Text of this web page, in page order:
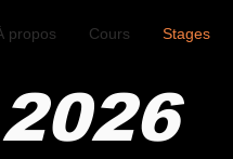
propos Cours Stages